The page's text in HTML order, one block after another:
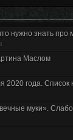
нужно знать
Маслом
2020 года. Список
муки».